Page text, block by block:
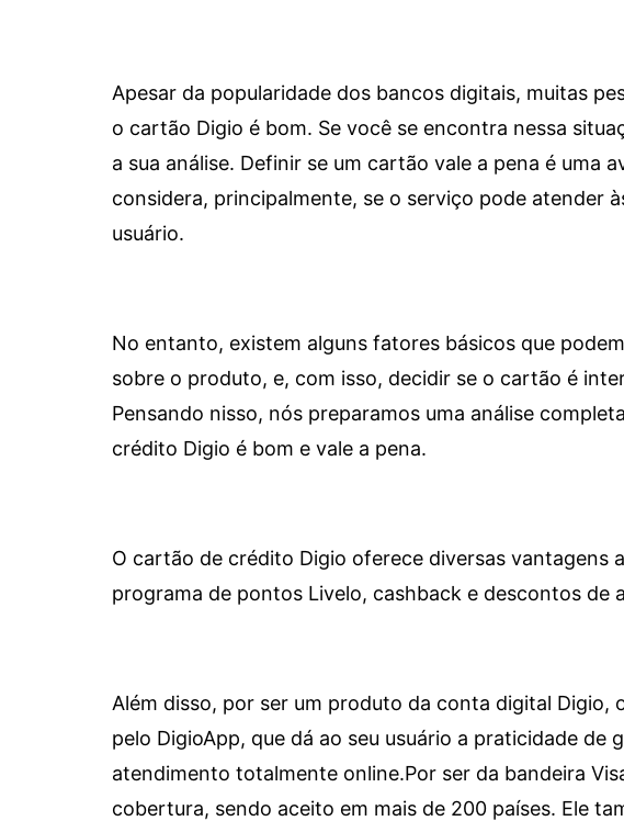
Apesar da popularidade dos bancos digitais, muitas
o cartão Digio é bom. Se você se encontra nessa
a sua análise. Definir se um cartão vale a pena é uma
considera, principalmente, se o serviço pode atender
usuário.
No entanto, existem alguns fatores básicos que
sobre o produto, e, com isso, decidir se o cartão é
Pensando nisso, nós preparamos uma análise
crédito Digio é bom e vale a pena.
O cartão de crédito Digio oferece diversas vantagens
programa de pontos Livelo, cashback e descontos de
Além disso, por ser um produto da conta digital Digio,
pelo DigioApp, que dá ao seu usuário a praticidade de
atendimento totalmente online.Por ser da bandeira
cobertura, sendo aceito em mais de 200 países. Ele